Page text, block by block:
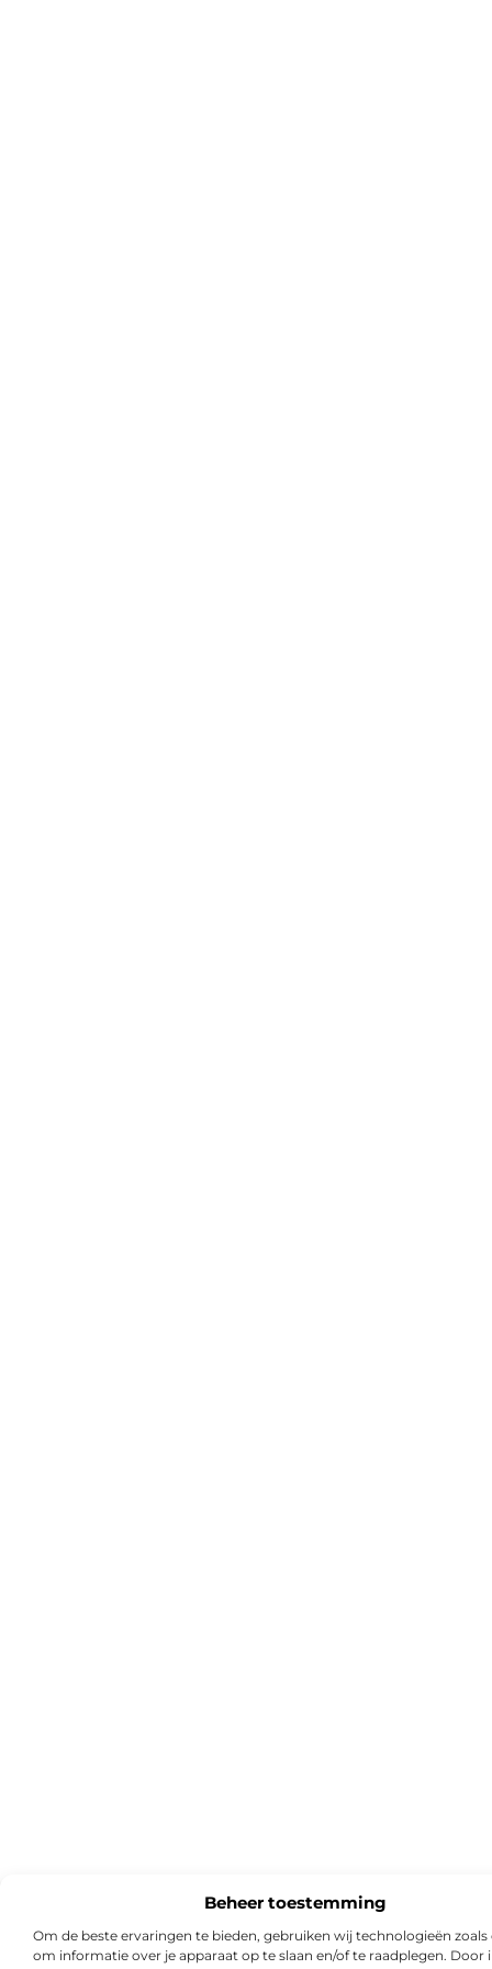
Beheer toestemming
Om de beste ervaringen te bieden, gebruiken wij technologieën zoals
om informatie over je apparaat op te slaan en/of te raadplegen. Door